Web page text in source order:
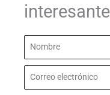
interesante
Nombre
Correo
electrónico